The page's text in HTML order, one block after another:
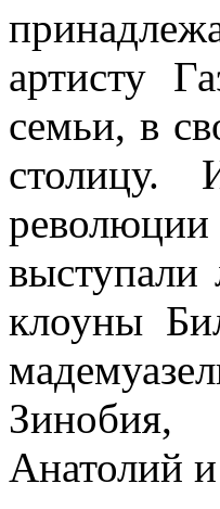
артисту
семьи, в
революции
выступали
клоуны
Зинобия,
Анатолий